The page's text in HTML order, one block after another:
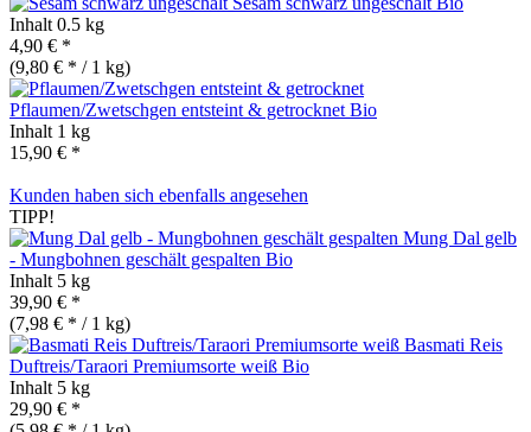
Inhalt 0.5 kg
4,90 € *
(9,80 € * / 1 kg)
Pflaumen/Zwetschgen entsteint & getrocknet Bio
Inhalt 1 kg
15,90 € *
Kunden haben sich ebenfalls angesehen
TIPP!
Mung Dal gelb
- Mungbohnen geschält gespalten Bio
Inhalt 5 kg
39,90 € *
(7,98 € * / 1 kg)
Basmati Reis
Duftreis/Taraori Premiumsorte weiß Bio
Inhalt 5 kg
29,90 € *